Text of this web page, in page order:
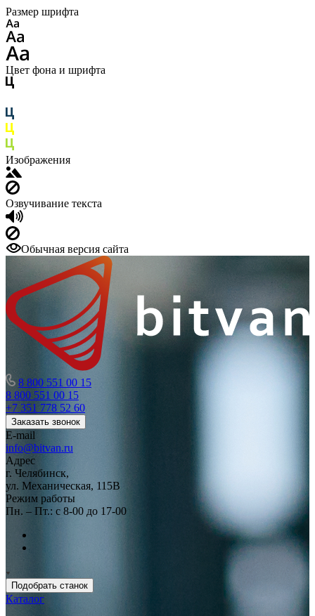
Размер шрифта
Цвет фона и шрифта
Изображения
Озвучивание текста
Обычная версия сайта
8 800 551 00 15
8 800 551 00 15
+7 351 778 52 60
Заказать звонок
E-mail
info@bitvan.ru
Адрес
г. Челябинск,
ул. Механическая, 115В
Режим работы
Пн. – Пт.: с 8-00 до 17-00
Подобрать станок
Каталог